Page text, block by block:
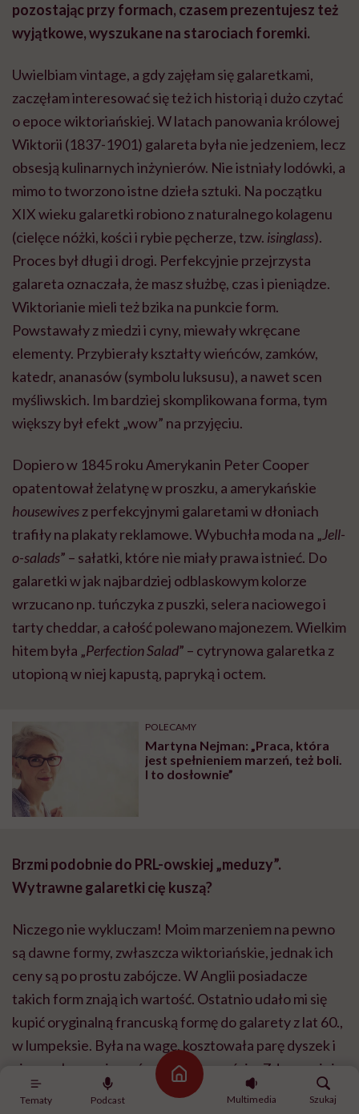
Tematy Podcast
Strona główna
Multimedia
Szukaj
pozostając przy formach, czasem prezentujesz też
wyjątkowe, wyszukane na starociach foremki.
Uwielbiam vintage, a gdy zajęłam się galaretkami,
zaczęłam interesować się też ich historią i dużo czytać
o epoce wiktoriańskiej. W latach panowania królowej
Wiktorii (1837-1901) galareta była nie jedzeniem, lecz
obsesją kulinarnych inżynierów. Nie istniały lodówki, a
mimo to tworzono istne dzieła sztuki. Na początku
XIX wieku galaretki robiono z naturalnego kolagenu
(cielęce nóżki, kości i rybie pęcherze, tzw. isinglass).
Proces był długi i drogi. Perfekcyjnie przejrzysta
galareta oznaczała, że masz służbę, czas i pieniądze.
Wiktorianie mieli też bzika na punkcie form.
Powstawały z miedzi i cyny, miewały wkręcane
elementy. Przybierały kształty wieńców, zamków,
katedr, ananasów (symbolu luksusu), a nawet scen
myśliwskich. Im bardziej skomplikowana forma, tym
większy był efekt „wow” na przyjęciu.
Dopiero w 1845 roku Amerykanin Peter Cooper
opatentował żelatynę w proszku, a amerykańskie
housewivesz perfekcyjnymi galaretami w dłoniach
trafiły na plakaty reklamowe. Wybuchła moda na „Jell-
o-salads” – sałatki, które nie miały prawa istnieć. Do
galaretki w jak najbardziej odblaskowym kolorze
wrzucano np. tuńczyka z puszki, selera naciowego i
tarty cheddar, a całość polewano majonezem. Wielkim
hitem była „Perfection Salad” – cytrynowa galaretka z
utopioną w niej kapustą, papryką i octem.
POLECAMY
Martyna Nejman: „Praca, która
jest spełnieniem marzeń, też boli.
I to dosłownie”
Brzmi podobnie do PRL-owskiej „meduzy”.
Wytrawne galaretki cię kuszą?
Niczego nie wykluczam! Moim marzeniem na pewno
są dawne formy, zwłaszcza wiktoriańskie, jednak ich
ceny są po prostu zabójcze. W Anglii posiadacze
takich form znają ich wartość. Ostatnio udało mi się
kupić oryginalną francuską formę do galarety z lat 60.,
w lumpeksie. Była na wagę, kosztowała parę dyszek i
nie mogłam uwierzyć w swoje szczęście. Zdarza mi się
też znaleźć starą formę na galaretę w serwisach